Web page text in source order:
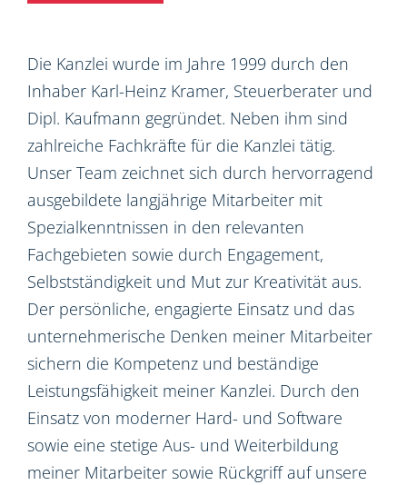
Die Kanzlei wurde im Jahre 1999 durch den
Inhaber Karl-Heinz Kramer, Steuerberater und
Dipl. Kaufmann gegründet. Neben ihm sind
zahlreiche Fachkräfte für die Kanzlei tätig.
Unser Team zeichnet sich durch hervorragend
ausgebildete langjährige Mitarbeiter mit
Spezialkenntnissen in den relevanten
Fachgebieten sowie durch Engagement,
Selbstständigkeit und Mut zur Kreativität aus.
Der persönliche, engagierte Einsatz und das
unternehmerische Denken meiner Mitarbeiter
sichern die Kompetenz und beständige
Leistungsfähigkeit meiner Kanzlei. Durch den
Einsatz von moderner Hard- und Software
sowie eine stetige Aus- und Weiterbildung
meiner Mitarbeiter sowie Rückgriff auf unsere